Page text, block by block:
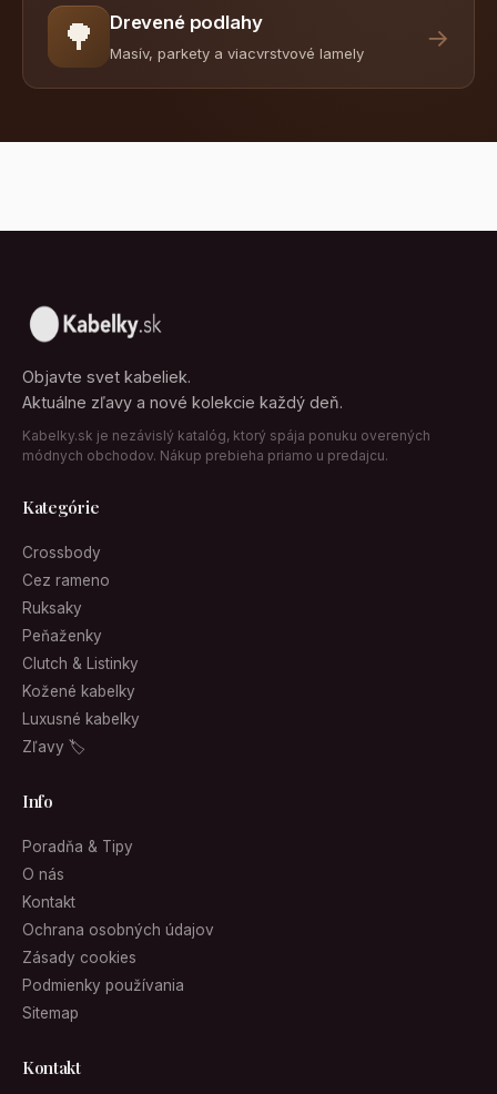
🌳 Drevené podlahy
Masív, parkety a viacvrstvové lamely
→
Objavte svet kabeliek.
Aktuálne zľavy a nové kolekcie každý deň.
Kabelky.sk je nezávislý katalóg, ktorý spája ponuku overených
módnych obchodov. Nákup prebieha priamo u predajcu.
Kategórie
Crossbody
Cez rameno
Ruksaky
Peňaženky
Clutch & Listinky
Kožené kabelky
Luxusné kabelky
Zľavy 🏷
Info
Poradňa & Tipy
O nás
Kontakt
Ochrana osobných údajov
Zásady cookies
Podmienky používania
Sitemap
Kontakt